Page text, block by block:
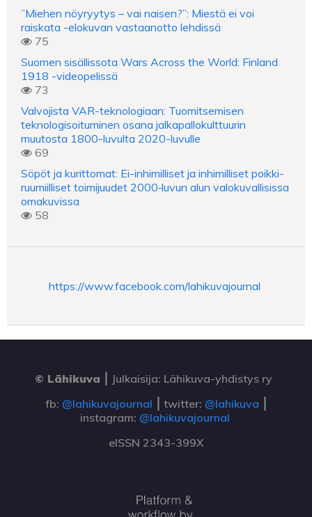
”Miehen nöyryytys – vai naisen?”: Miestä ei voi
raiskata -elokuvan vastaanotto lehdissä
75
Suomen sisällissota Wars Across the World: Finland
1918 -videopelissä
73
Valvojista VAR-teknologiaan: Tuomitsemisen
teknologisoituminen osana jalkapallokulttuurin
muutosta 1800-luvulta 2020-luvulle
69
Söpöt ja kurittomat: Ei-inhimilliset ja inhimilliset poikki-
ruumiilliset toimijuudet 2000‑luvun alun valokuvallisissa
omakuvissa
58
https://www.facebook.com/lahikuvajournal
© Lähikuva
Julkaisija: Lähikuva-yhdistys ry
fb: @lahikuvajournal ⎮ twitter: @lahikuva
instagram: @lahikuvajournal
eISSN 2343-399X